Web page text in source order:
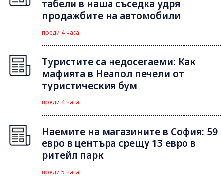
табели в наша съседка удря
продажбите на автомобили
преди 4 часа
Туристите са недосегаеми: Как
мафията в Неапол печели от
туристическия бум
преди 4 часа
Наемите на магазините в София: 59
евро в центъра срещу 13 евро в
ритейл парк
преди 5 часа